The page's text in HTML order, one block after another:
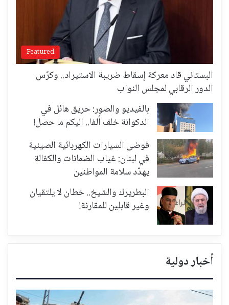
Featured
البستاني قاد معركة إسقاط ضريبة الاستيراد.. وكرّس
الدور الرقابي لمجلس النواب
بالفيديو والصور: حريق هائل في
الدكوانة خلف ألفا.. اليكم ما حصل!
فوضى السيارات الكهربائية الصينية
في لبنان: غياب الضمانات والكفالة
يهدّد سلامة المواطنين
البطريرك والشيخ.. خطان لا يلتقيان
وغير قابلين للمقارنة!
أخبار دولية